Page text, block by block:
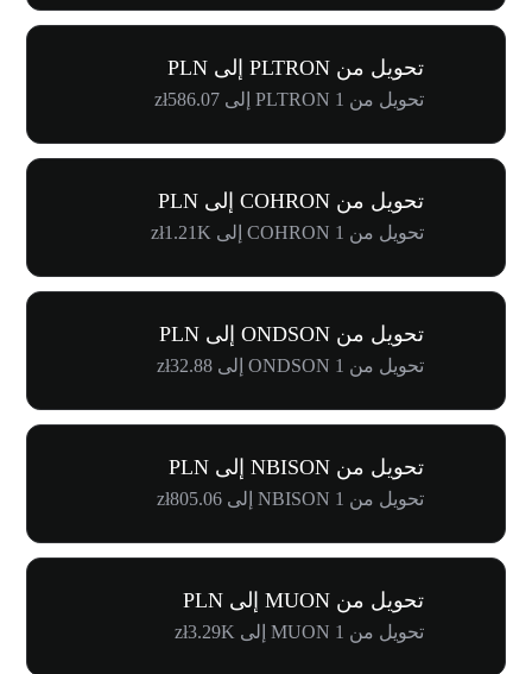
تحويل من PLTRON إلى PLN
تحويل من 1 PLTRON إلى zł586.07
تحويل من COHRON إلى PLN
تحويل من 1 COHRON إلى zł1.21K
تحويل من ONDSON إلى PLN
تحويل من 1 ONDSON إلى zł32.88
تحويل من NBISON إلى PLN
تحويل من 1 NBISON إلى zł805.06
تحويل من MUON إلى PLN
تحويل من 1 MUON إلى zł3.29K